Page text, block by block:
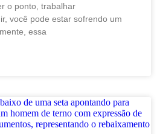
o ponto, trabalhar
você pode estar sofrendo um
essa